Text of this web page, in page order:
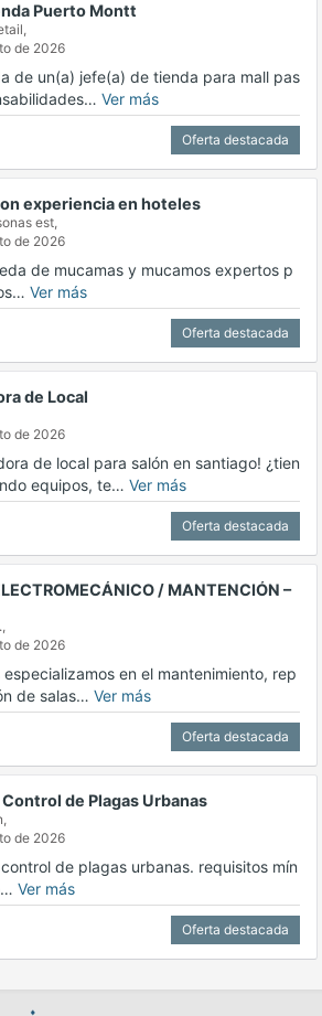
Puerto Montt
de 2026
de un(a) jefe(a) de tienda para mall pas
Ver más
Oferta destacada
experiencia en hoteles
est,
de 2026
de mucamas y mucamos expertos p
Ver más
Oferta destacada
de Local
de 2026
de local para salón en santiago! ¿tien
equipos, te… Ver más
Oferta destacada
/ MANTENCIÓN –
de 2026
en el mantenimiento, rep
de salas… Ver más
Oferta destacada
de Plagas Urbanas
de 2026
de plagas urbanas. requisitos mín
Ver más
Oferta destacada